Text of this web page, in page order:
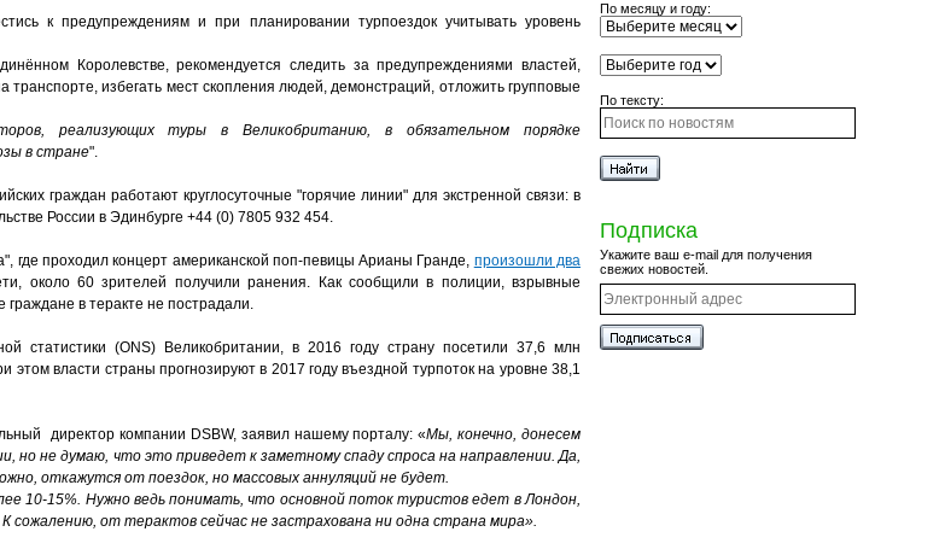
к предупреждениям и при планировании турпоездок учитывать уровень
Королевстве, рекомендуется следить за предупреждениями властей,
избегать мест скопления людей, демонстраций, отложить групповые
реализующих туры в Великобританию, в обязательном порядке
в стране".
граждан работают круглосуточные "горячие линии" для экстренной связи: в
России в Эдинбурге +44 (0) 7805 932 454.
где проходил концерт американской поп-певицы Арианы Гранде, произошли два
около 60 зрителей получили ранения. Как сообщили в полиции, взрывные
граждане в теракте не пострадали.
статистики (ONS) Великобритании, в 2016 году страну посетили 37,6 млн
власти страны прогнозируют в 2017 году въездной турпоток на уровне 38,1
директор компании DSBW, заявил нашему порталу: «Мы, конечно, донесем
но не думаю, что это приведет к заметному спаду спроса на направлении. Да,
откажутся от поездок, но массовых аннуляций не будет.
10-15%. Нужно ведь понимать, что основной поток туристов едет в Лондон,
сожалению, от терактов сейчас не застрахована ни одна страна мира».
По месяцу и году:
По тексту:
Подписка
Укажите ваш e-mail для получения
свежих новостей.